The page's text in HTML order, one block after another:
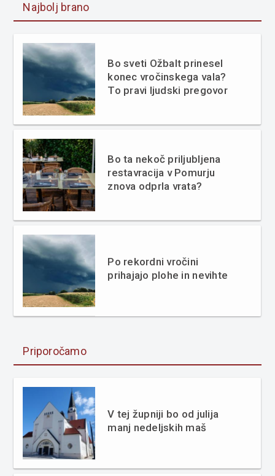
Najbolj brano
Bo sveti Ožbalt prinesel
konec vročinskega vala?
To pravi ljudski pregovor
Bo ta nekoč priljubljena
restavracija v Pomurju
znova odprla vrata?
Po rekordni vročini
prihajajo plohe in nevihte
Priporočamo
V tej župniji bo od julija
manj nedeljskih maš